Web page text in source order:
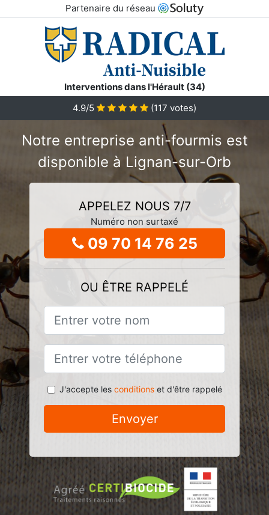
Partenaire du réseau
Interventions dans l'Hérault (34)
4.9/5
(117 votes)
Notre entreprise anti-fourmis est
disponible à Lignan-sur-Orb
APPELEZ NOUS 7/7
Numéro non surtaxé
09 70 14 76 25
OU ÊTRE RAPPELÉ
J'accepte les conditionset d'être rappelé
Envoyer